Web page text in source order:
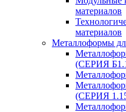
материалов
материалов
Металлоформы
(СЕРИЯ
(СЕРИЯ